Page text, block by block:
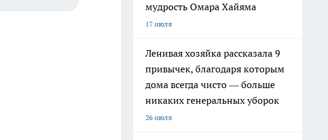
мудрость Омара Хайяма
17 июля
Ленивая хозяйка рассказала 9
привычек, благодаря которым
дома всегда чисто — больше
никаких генеральных уборок
26 июля